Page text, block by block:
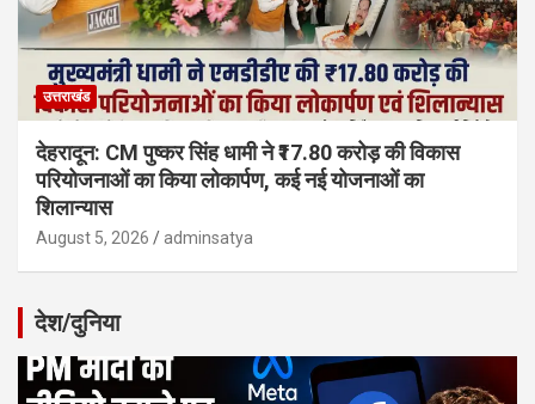
उत्तराखंड
देहरादून: CM पुष्कर सिंह धामी ने ₹17.80 करोड़ की विकास
परियोजनाओं का किया लोकार्पण, कई नई योजनाओं का
शिलान्यास
August 5, 2026 adminsatya
देश/दुनिया